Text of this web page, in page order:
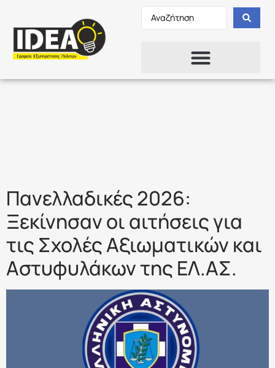
Πανελλαδικές 2026:
Ξεκίνησαν οι αιτήσεις για
τις Σχολές Αξιωματικών και
Αστυφυλάκων της ΕΛ.ΑΣ.